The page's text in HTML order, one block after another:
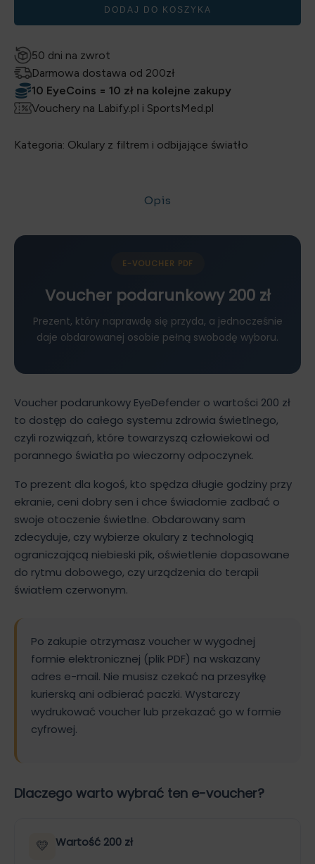
DODAJ DO KOSZYKA
50 dni na zwrot
Darmowa dostawa od 200zł
10 EyeCoins = 10 zł na kolejne zakupy
Vouchery na Labify.pl i SportsMed.pl
Kategoria: Okulary z filtrem i odbijające światło
Opis
E-VOUCHER PDF
Voucher podarunkowy 200 zł
Prezent, który naprawdę się przyda, a jednocześnie
daje obdarowanej osobie pełną swobodę wyboru.
Voucher podarunkowy EyeDefender o wartości 200 zł
to dostęp do całego systemu zdrowia świetlnego,
czyli rozwiązań, które towarzyszą człowiekowi od
porannego światła po wieczorny odpoczynek.
To prezent dla kogoś, kto spędza długie godziny przy
ekranie, ceni dobry sen i chce świadomie zadbać o
swoje otoczenie świetlne. Obdarowany sam
zdecyduje, czy wybierze okulary z technologią
ograniczającą niebieski pik, oświetlenie dopasowane
do rytmu dobowego, czy urządzenia do terapii
światłem czerwonym.
Po zakupie otrzymasz voucher w wygodnej
formie elektronicznej (plik PDF) na wskazany
adres e-mail. Nie musisz czekać na przesyłkę
kurierską ani odbierać paczki. Wystarczy
wydrukować voucher lub przekazać go w formie
cyfrowej.
Dlaczego warto wybrać ten e-voucher?
💛 Wartość 200 zł